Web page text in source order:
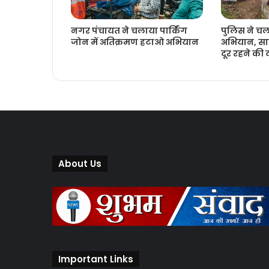
नगर पंचायत ने चलाया पार्किंग
जोन में अतिक्रमण हटाओ अभियान
पुलिस ने
अभियान,
दूर रहने की
About Us
Important Links